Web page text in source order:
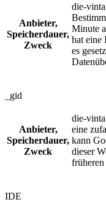
Anbieter,
Speicherdauer,
Zweck
die-
Minute
hat eine
es
_gid
Anbieter,
Speicherdauer,
Zweck
die-
eine
kann
dieser
früheren
IDE